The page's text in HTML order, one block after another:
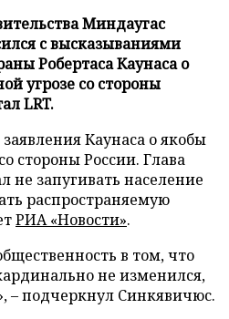
Миндаугас
с высказываниями
Робертаса Каунаса о
угрозе со стороны
LRT.
Каунаса о якобы
стороны России. Глава
не запугивать население
распространяемую
РИА «Новости».
в том, что
не изменился,
– подчеркнул Синкявичюс.